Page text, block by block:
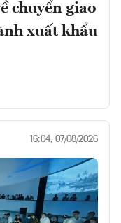
chuyển giao
xuất khẩu
16:04, 07/08/2026